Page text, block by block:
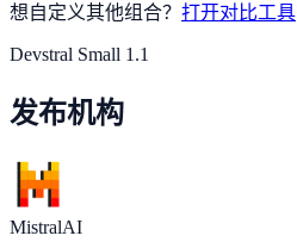
想自定义其他组合？ 打开对比工具
Devstral Small 1.1
发布机构
MistralAI